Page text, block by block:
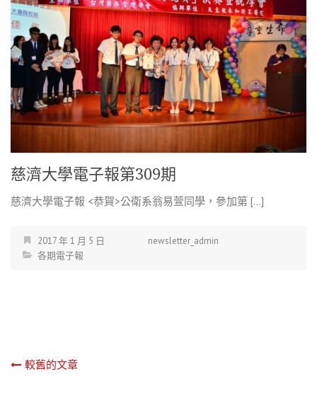
慈濟大學電子報第309期
慈濟大學電子報 <恭賀>公衛系翁易萱同學，參加第 […]
2017 年 1 月 5 日
newsletter_admin
各期電子報
文較舊的文章